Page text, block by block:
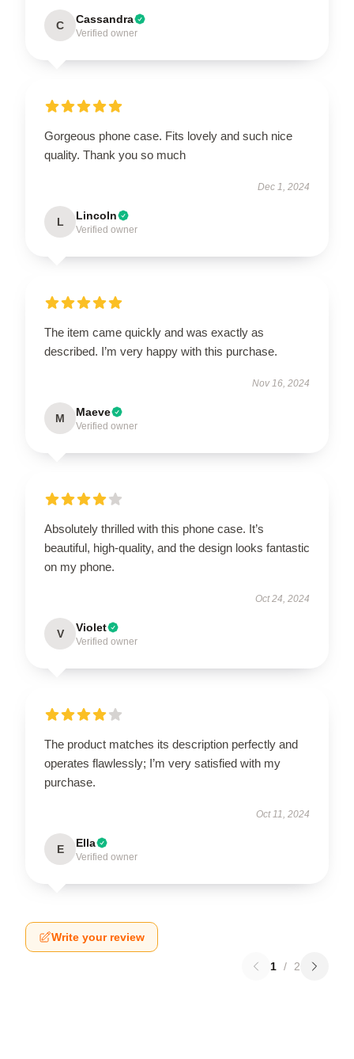
C Cassandra
Verified owner
Gorgeous phone case. Fits lovely and such nice
quality. Thank you so much
Dec 1, 2024
L Lincoln
Verified owner
The item came quickly and was exactly as
described. I’m very happy with this purchase.
Nov 16, 2024
M Maeve
Verified owner
Absolutely thrilled with this phone case. It’s
beautiful, high-quality, and the design looks fantastic
on my phone.
Oct 24, 2024
V Violet
Verified owner
The product matches its description perfectly and
operates flawlessly; I’m very satisfied with my
purchase.
Oct 11, 2024
E Ella
Verified owner
Write your review
1 / 2